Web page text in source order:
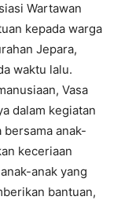
Wartawan
kepada warga
Jepara,
waktu lalu.
Vasa
dalam kegiatan
anak-
keceriaan
anak yang
bantuan,